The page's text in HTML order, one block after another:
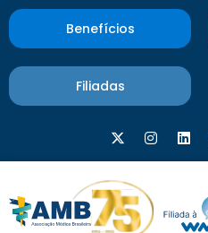
Benefícios
Filiadas